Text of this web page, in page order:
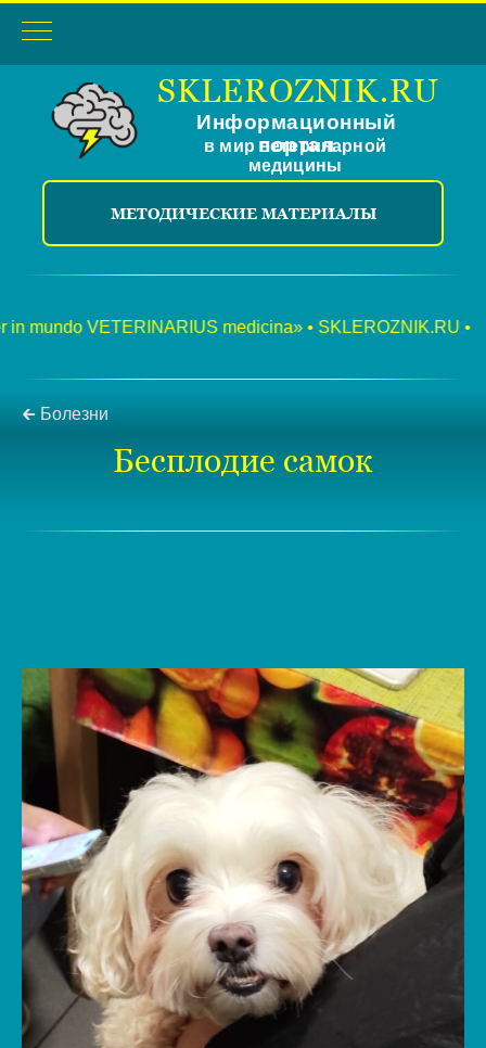
SKLEROZNIK.RU
в мир ветеринарной
медицины
Информационный
портал
МЕТОДИЧЕСКИЕ МАТЕРИАЛЫ
VETERINARIUS medicina» • SKLEROZNIK.RU •
🡰 Болезни
Бесплодие самок